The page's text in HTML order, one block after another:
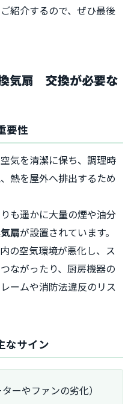
紹介するので、ぜひ最後
気扇 交換が必要な
要性
気を清潔に保ち、調理時
熱を屋外へ排出するため
も遥かに大量の煙や油分
扇が設置されています。
の空気環境が悪化し、ス
ながったり、厨房機器の
ームや消防法違反のリス
なサイン
ーやファンの劣化）